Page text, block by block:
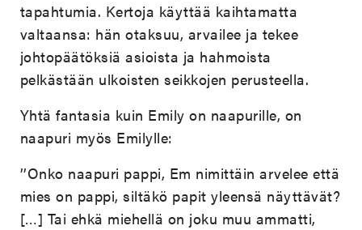
tapahtumia. Kertoja käyttää kaihtamatta
valtaansa: hän otaksuu, arvailee ja tekee
johtopäätöksiä asioista ja hahmoista
pelkästään ulkoisten seikkojen perusteella.
Yhtä fantasia kuin Emily on naapurille, on
naapuri myös Emilylle:
’’Onko naapuri pappi, Em nimittäin arvelee että
mies on pappi, siltäkö papit yleensä näyttävät?
[…] Tai ehkä miehellä on joku muu ammatti,